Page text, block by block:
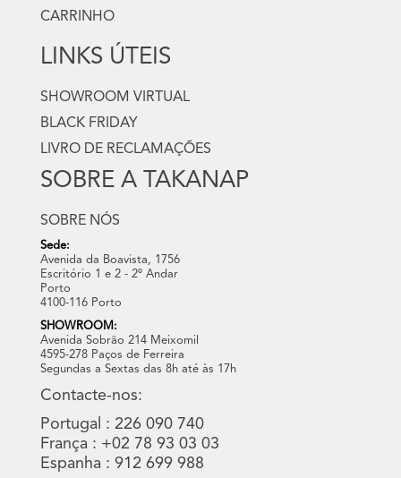
CARRINHO
LINKS ÚTEIS
SHOWROOM VIRTUAL
BLACK FRIDAY
LIVRO DE RECLAMAÇÕES
SOBRE A TAKANAP
SOBRE NÓS
Sede:
Avenida da Boavista, 1756
Escritório 1 e 2 - 2º Andar
Porto
4100-116 Porto
SHOWROOM:
Avenida Sobrão 214 Meixomil
4595-278 Paços de Ferreira
Segundas a Sextas das 8h até às 17h
Contacte-nos:
Portugal : 226 090 740
França : +02 78 93 03 03
Espanha : 912 699 988